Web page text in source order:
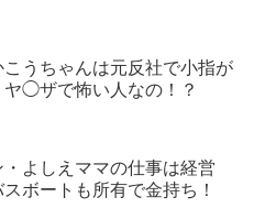
こうちゃんは元反社で小指が
ヤ◯ザで怖い人なの！？
・よしえママの仕事は経営
ボートも所有で金持ち！